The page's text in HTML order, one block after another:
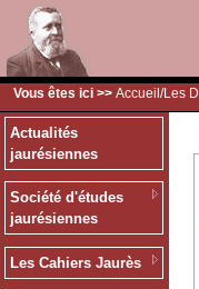
Vous êtes ici >> Accueil /Les
Actualités
jaurésiennes
Société d'études
jaurésiennes
Les Cahiers Jaurès